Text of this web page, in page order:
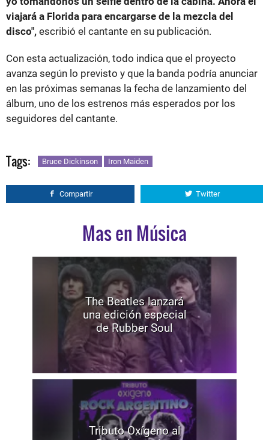
viajará a Florida para encargarse de la mezcla del
disco", escribió el cantante en su publicación.
Con esta actualización, todo indica que el proyecto
avanza según lo previsto y que la banda podría anunciar
en las próximas semanas la fecha de lanzamiento del
álbum, uno de los estrenos más esperados por los
seguidores del cantante.
Tags: Bruce Dickinson Iron Maiden
Compartir Twitter
Mas en Música
The Beatles lanzará
una edición especial
de Rubber Soul
Tributo Oxígeno al